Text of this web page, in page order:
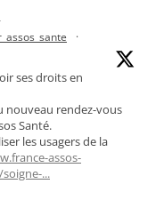
·
ses droits en
nouveau rendez-vous
Santé.
les usagers de la
assos-
...